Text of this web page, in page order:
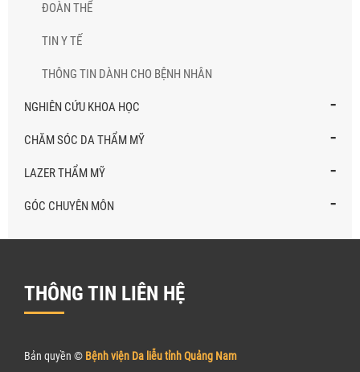
ĐOÀN THỂ
TIN Y TẾ
THÔNG TIN DÀNH CHO BỆNH NHÂN
NGHIÊN CỨU KHOA HỌC -
CHĂM SÓC DA THẨM MỸ -
LAZER THẨM MỸ -
GÓC CHUYÊN MÔN -
THÔNG TIN LIÊN HỆ
Bản quyền © Bệnh viện Da liễu tỉnh Quảng Nam